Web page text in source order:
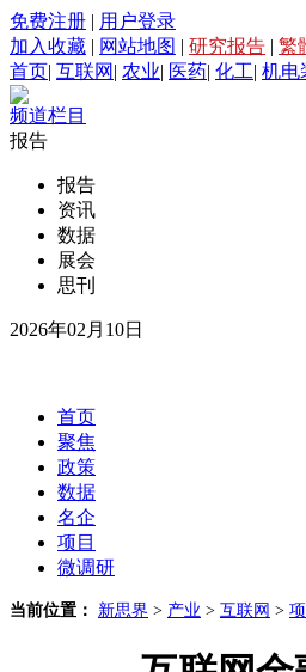
免费注册 | 用户登录
加入收藏 | 网站地图 | 研究报告 | 繁
首页| 互联网 | 农业| 医药| 化工| 机电
频道栏目
报告
报告
资讯
数据
展会
思刊
2026年02月10日
首页
聚焦
政策
数据
名企
项目
微调研
当前位置： 新思界 > 产业 > 互联网 >